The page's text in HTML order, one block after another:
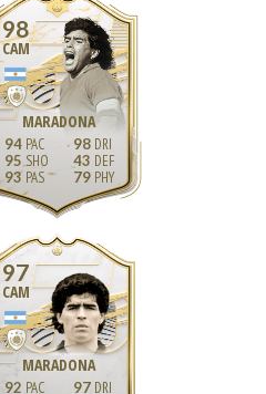
98
CAM
MARADONA
94
95
93
98
43
79
97
CAM
MARADONA
92
97